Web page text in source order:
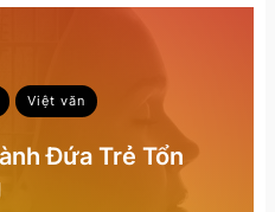
Việt văn
Đứa Trẻ Tổn